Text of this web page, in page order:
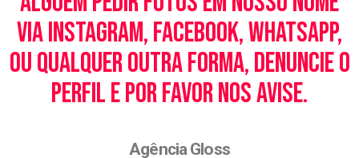
via Instagram, Facebook, WhatsApp,
ou qualquer outra forma, denuncie o
perfil e por favor nos avise.
Agência Gloss